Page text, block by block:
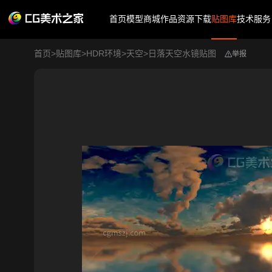
首页模型商城作品资源下载贴图库技术服务
首页>贴图库>HDR环境>天空>日落天空水镜贴图 举报